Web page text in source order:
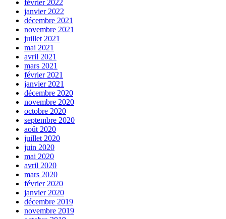
février 2022
janvier 2022
décembre 2021
novembre 2021
juillet 2021
mai 2021
avril 2021
mars 2021
février 2021
janvier 2021
décembre 2020
novembre 2020
octobre 2020
septembre 2020
août 2020
juillet 2020
juin 2020
mai 2020
avril 2020
mars 2020
février 2020
janvier 2020
décembre 2019
novembre 2019